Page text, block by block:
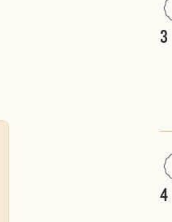
3
4